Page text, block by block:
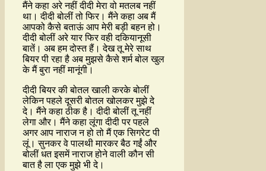
मैंने कहा अरे नहीं दीदी मेरा वो मतलब नहीं
था। दीदी बोलीं तो फिर। मैंने कहा अब मैं
आपको कैसे बताऊं आप मेरी बड़ी बहन हो।
दीदी बोलीं अरे यार फिर वही दकियानूसी
बातें। अब हम दोस्त हैं। देख तू मेरे साथ
बियर पी रहा है अब मुझसे कैसे शर्म बोल खुल
के मैं बुरा नहीं मानूंगी।
दीदी बियर की बोतल खाली करके बोलीं
लेकिन पहले दूसरी बोतल खोलकर मुझे दे
दे। मैंने कहा ठीक है। दीदी बोलीं तू नहीं
लेगा और। मैंने कहा लूंगा दीदी पर पहले
अगर आप नाराज न हो तो मैं एक सिगरेट पी
लूं। सुनकर वे पालथी मारकर बैठ गईं और
बोलीं धत इसमें नाराज होने वाली कौन सी
बात है ला एक मुझे भी दे।